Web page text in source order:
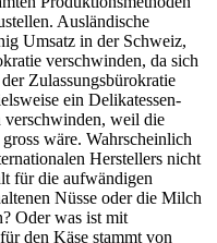
Ausländische
Umsatz in der Schweiz,
verschwinden, da sich
Zulassungsbürokratie
ein Delikatessen-
verschwinden, weil die
wäre. Wahrscheinlich
Herstellers nicht
für die aufwändigen
Nüsse oder die Milch
Oder was ist mit
den Käse stammt von